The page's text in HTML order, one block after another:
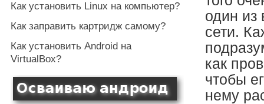
один из
сети.
как
чтобы
нему
Как установить Linux на компьютер?
Как заправить картридж самому?
Как установить Android на
VirtualBox?